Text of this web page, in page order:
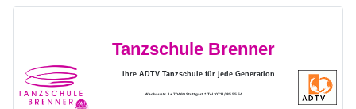
Tanzschule Brenner
... ihre ADTV Tanzschule für jede Generation
Wachaustr. 1 * 70469 Stuttgart * Tel.: 0711 / 85 55 54